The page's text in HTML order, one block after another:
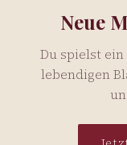
Neue
Du spielst
lebendigen